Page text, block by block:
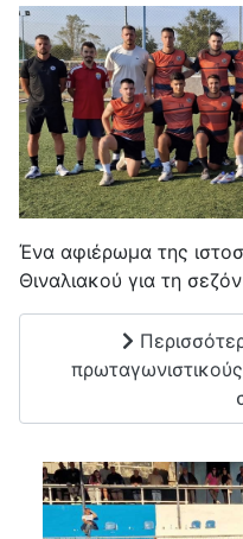
Ένα αφιέρωμα της
Θιναλιακού για τη